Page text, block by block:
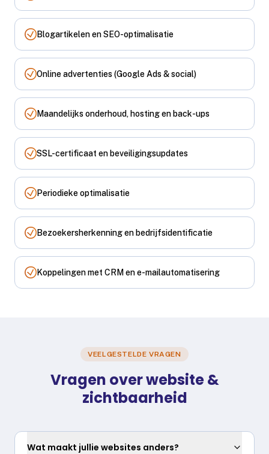
Blogartikelen en SEO-optimalisatie
Online advertenties (Google Ads & social)
Maandelijks onderhoud, hosting en back-ups
SSL-certificaat en beveiligingsupdates
Periodieke optimalisatie
Bezoekersherkenning en bedrijfsidentificatie
Koppelingen met CRM en e-mailautomatisering
VEELGESTELDE VRAGEN
Vragen over website &
zichtbaarheid
Wat maakt jullie websites anders?